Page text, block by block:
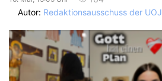
Autor: Redaktionsausschuss der UOJ